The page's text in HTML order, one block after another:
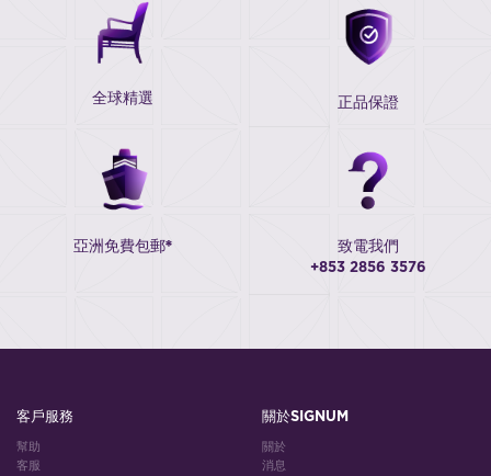
全球精選 正品保證
亞洲免費包郵* 致電我們
+853 2856 3576
客戶服務
幫助
客服
關於SIGNUM
關於
消息